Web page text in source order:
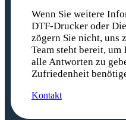
Wenn Sie weitere
DTF-Drucker oder
zögern Sie nicht, uns
Team steht bereit,
alle Antworten zu
Zufriedenheit
Kontakt